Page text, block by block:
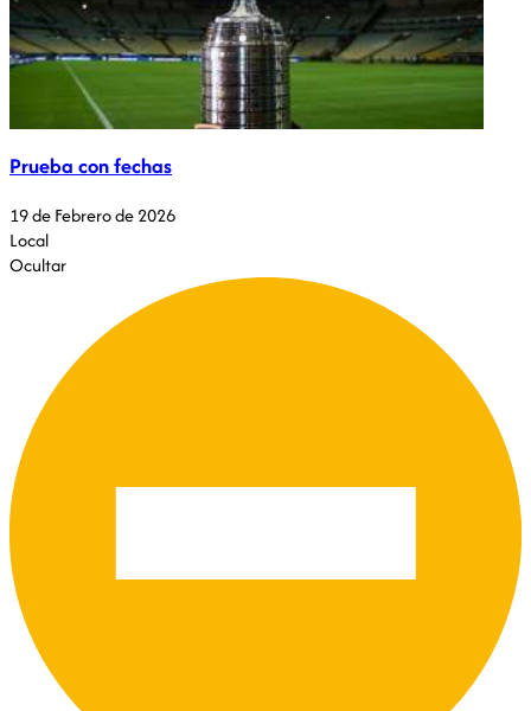
Prueba con fechas
19 de Febrero de 2026
Local
Ocultar